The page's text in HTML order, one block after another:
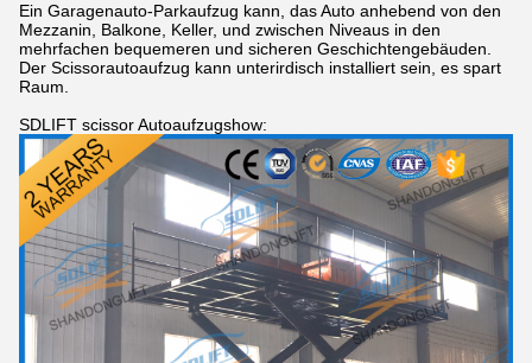
Ein Garagenauto-Parkaufzug kann, das Auto anhebend von den
Mezzanin, Balkone, Keller, und zwischen Niveaus in den
mehrfachen bequemeren und sicheren Geschichtengebäuden.
Der Scissorautoaufzug kann unterirdisch installiert sein, es spart
Raum.
SDLIFT scissor Autoaufzugshow: